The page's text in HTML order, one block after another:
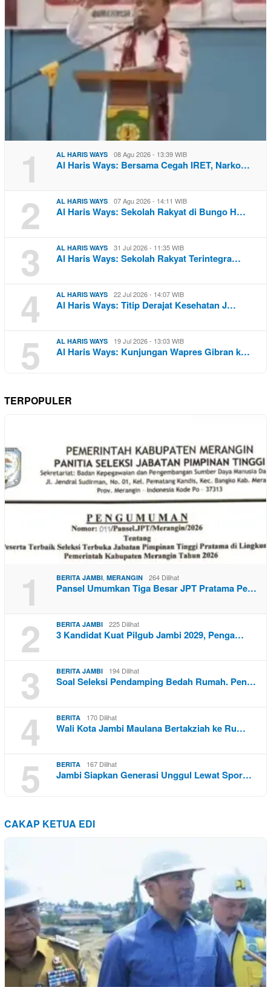
1 AL HARIS WAYS 08 Agu 2026 - 13:39 WIB
Al Haris Ways: Bersama Cegah IRET, Narko…
2 AL HARIS WAYS 07 Agu 2026 - 14:11 WIB
Al Haris Ways: Sekolah Rakyat di Bungo H…
3 AL HARIS WAYS 31 Jul 2026 - 11:35 WIB
Al Haris Ways: Sekolah Rakyat Terintegra…
4 AL HARIS WAYS 22 Jul 2026 - 14:07 WIB
Al Haris Ways: Titip Derajat Kesehatan J…
5 AL HARIS WAYS 19 Jul 2026 - 13:03 WIB
Al Haris Ways: Kunjungan Wapres Gibran k…
TERPOPULER
1 BERITA JAMBI, MERANGIN 264 Dilihat
Pansel Umumkan Tiga Besar JPT Pratama Pe…
2 BERITA JAMBI 225 Dilihat
3 Kandidat Kuat Pilgub Jambi 2029, Penga…
3 BERITA JAMBI 194 Dilihat
Soal Seleksi Pendamping Bedah Rumah. Pen…
4 BERITA 170 Dilihat
Wali Kota Jambi Maulana Bertakziah ke Ru…
5 BERITA 167 Dilihat
Jambi Siapkan Generasi Unggul Lewat Spor…
CAKAP KETUA EDI